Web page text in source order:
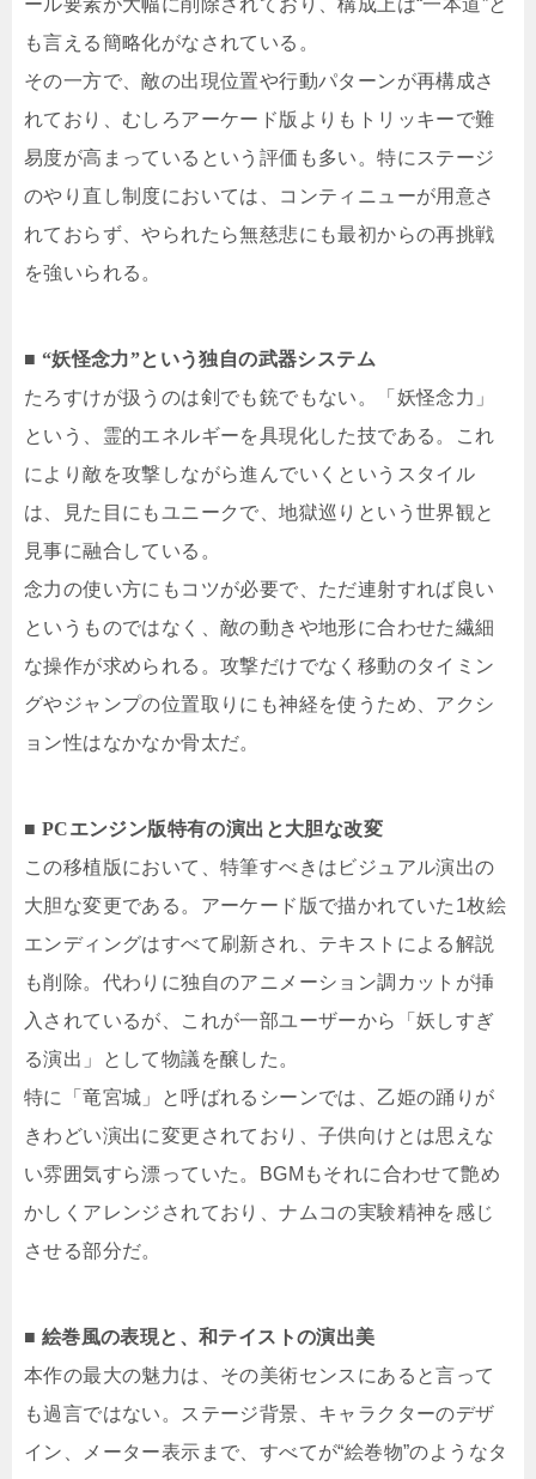
ール要素が大幅に削除されており、構成上は“一本道”と
も言える簡略化がなされている。
その一方で、敵の出現位置や行動パターンが再構成さ
れており、むしろアーケード版よりもトリッキーで難
易度が高まっているという評価も多い。特にステージ
のやり直し制度においては、コンティニューが用意さ
れておらず、やられたら無慈悲にも最初からの再挑戦
を強いられる。
■ “妖怪念力”という独自の武器システム
たろすけが扱うのは剣でも銃でもない。「妖怪念力」
という、霊的エネルギーを具現化した技である。これ
により敵を攻撃しながら進んでいくというスタイル
は、見た目にもユニークで、地獄巡りという世界観と
見事に融合している。
念力の使い方にもコツが必要で、ただ連射すれば良い
というものではなく、敵の動きや地形に合わせた繊細
な操作が求められる。攻撃だけでなく移動のタイミン
グやジャンプの位置取りにも神経を使うため、アクシ
ョン性はなかなか骨太だ。
■ PCエンジン版特有の演出と大胆な改変
この移植版において、特筆すべきはビジュアル演出の
大胆な変更である。アーケード版で描かれていた1枚絵
エンディングはすべて刷新され、テキストによる解説
も削除。代わりに独自のアニメーション調カットが挿
入されているが、これが一部ユーザーから「妖しすぎ
る演出」として物議を醸した。
特に「竜宮城」と呼ばれるシーンでは、乙姫の踊りが
きわどい演出に変更されており、子供向けとは思えな
い雰囲気すら漂っていた。BGMもそれに合わせて艶め
かしくアレンジされており、ナムコの実験精神を感じ
させる部分だ。
■ 絵巻風の表現と、和テイストの演出美
本作の最大の魅力は、その美術センスにあると言って
も過言ではない。ステージ背景、キャラクターのデザ
イン、メーター表示まで、すべてが“絵巻物”のようなタ